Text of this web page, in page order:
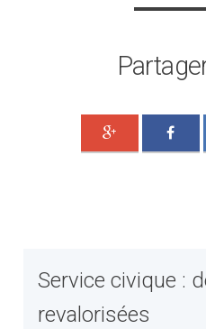
Service civique :
revalorisées